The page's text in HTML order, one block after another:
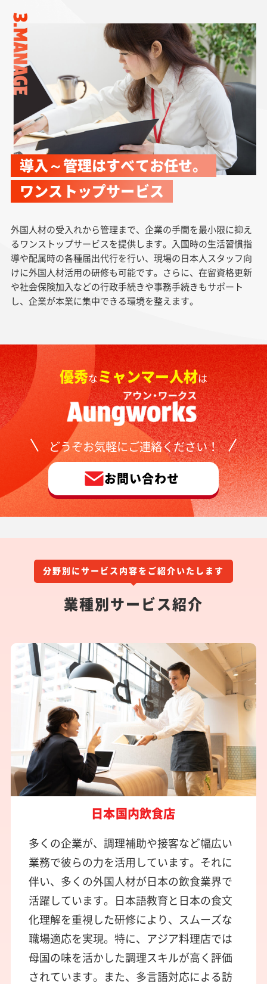
導入～管理はすべてお任せ。
ワンストップサービス
外国人材の受入れから管理まで、企業の手間を最小限に抑え
るワンストップサービスを提供します。入国時の生活習慣指
導や配属時の各種届出代行を行い、現場の日本人スタッフ向
けに外国人材活用の研修も可能です。さらに、在留資格更新
や社会保険加入などの行政手続きや事務手続きもサポート
し、企業が本業に集中できる環境を整えます。
優秀なミャンマー人材は
どうぞお気軽にご連絡ください！
お問い合わせ
分野別にサービス内容をご紹介いたします
業種別サービス紹介
日本国内飲食店
多くの企業が、調理補助や接客など幅広い
業務で彼らの力を活用しています。それに
伴い、多くの外国人材が日本の飲食業界で
活躍しています。日本語教育と日本の食文
化理解を重視した研修により、スムーズな
職場適応を実現。特に、アジア料理店では
母国の味を活かした調理スキルが高く評価
されています。また、多言語対応による訪